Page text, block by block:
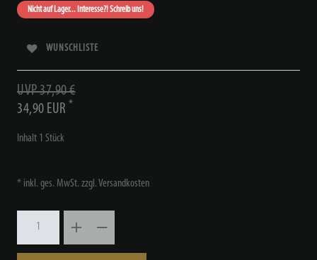
Nicht auf Lager... Interesse?! Schreib uns!
WUNSCHLISTE
UVP 37,90 €
34,90 EUR *
Inhalt 1 Stück
* inkl. ges. MwSt. zzgl.Versandkosten